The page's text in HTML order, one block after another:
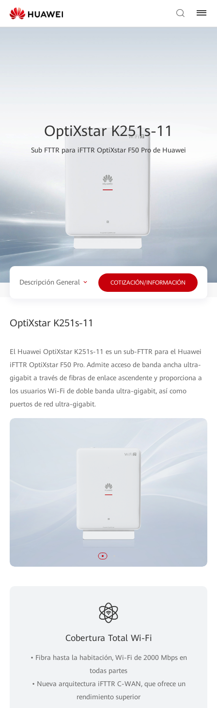
OptiXstar K251s-11
Sub FTTR para iFTTR OptiXstar F50 Pro de Huawei
Descripción General COTIZACIÓN/INFORMACIÓN
OptiXstar K251s-11
El Huawei OptiXstar K251s-11 es un sub-FTTR para el Huawei
iFTTR OptiXstar F50 Pro. Admite acceso de banda ancha ultra-
gigabit a través de fibras de enlace ascendente y proporciona a
los usuarios Wi-Fi de doble banda ultra-gigabit, así como
puertos de red ultra-gigabit.
Cobertura Total Wi-Fi
• Fibra hasta la habitación, Wi-Fi de 2000 Mbps en
todas partes
• Nueva arquitectura iFTTR C-WAN, que ofrece un
rendimiento superior